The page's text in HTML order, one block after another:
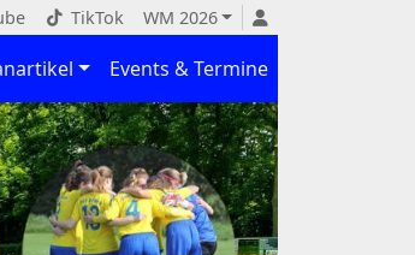
TikTok WM 2026
Events & Termine